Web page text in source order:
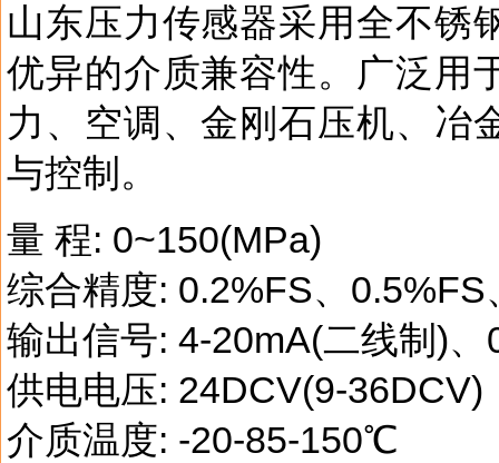
山东压力传感器采用全不锈
优异的介质兼容性。广泛用
力、空调、金刚石压机、冶
与控制。
量 程: 0~150(MPa)
综合精度: 0.2%FS、0.5%FS
输出信号: 4-20mA(二线制)
供电电压: 24DCV(9-36DCV)
介质温度: -20-85-150℃